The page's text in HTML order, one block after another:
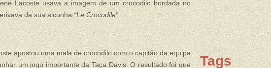
Lacoste usava a imagem de um crocodilo bordada no
da sua alcunha“Le Crocodile”.
apostou uma mala de crocodilo com o capitão da equipa
um jogo importante da Taça Davis. O resultado foi que
Tags